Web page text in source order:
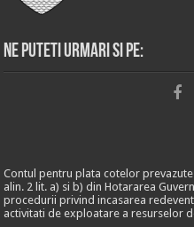
Ne puteti urmari si pe:
Contul pentru plata cotelor
alin. 2 lit. a) si b) din Hotararea
procedurii privind incasarea
activitati de exploatare a resurselor